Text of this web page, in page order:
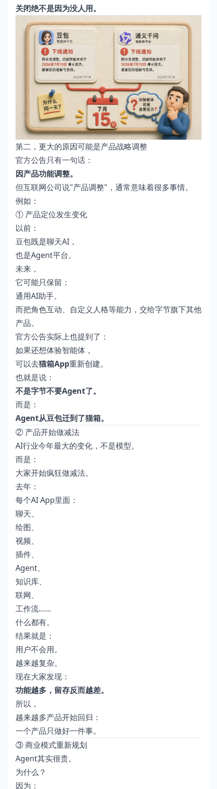
关闭绝不是因为没人用。
第二，更大的原因可能是产品战略调整
官方公告只有一句话：
因产品功能调整。
但互联网公司说"产品调整"，通常意味着很多事情。
例如：
① 产品定位发生变化
以前：
豆包既是聊天AI，
也是Agent平台。
未来，
它可能只保留：
通用AI助手。
而把角色互动、自定义人格等能力，交给字节旗下其他
产品。
官方公告实际上也提到了：
如果还想体验智能体，
可以去猫箱App重新创建。
也就是说：
不是字节不要Agent了。
而是：
Agent从豆包迁到了猫箱。
② 产品开始做减法
AI行业今年最大的变化，不是模型。
而是：
大家开始疯狂做减法。
去年：
每个AI App里面：
聊天、
绘图、
视频、
插件、
Agent、
知识库、
联网、
工作流……
什么都有。
结果就是：
用户不会用。
越来越复杂。
现在大家发现：
功能越多，留存反而越差。
所以，
越来越多产品开始回归：
一个产品只做好一件事。
③ 商业模式重新规划
Agent其实很贵。
为什么？
因为：